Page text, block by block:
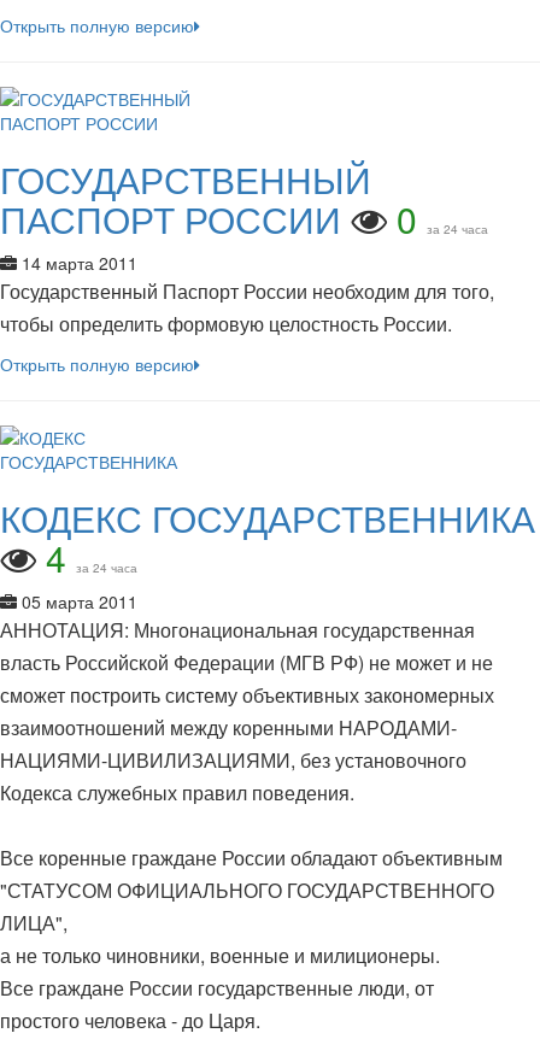
Открыть полную версию
ГОСУДАРСТВЕННЫЙ
ПАСПОРТ РОССИИ 0 за 24 часа
14 марта 2011
Государственный Паспорт России необходим для того,
чтобы определить формовую целостность России.
Открыть полную версию
КОДЕКС ГОСУДАРСТВЕННИКА
4 за 24 часа
05 марта 2011
АННОТАЦИЯ: Многонациональная государственная
власть Российской Федерации (МГВ РФ) не может и не
сможет построить систему объективных закономерных
взаимоотношений между коренными НАРОДАМИ-
НАЦИЯМИ-ЦИВИЛИЗАЦИЯМИ, без установочного
Кодекса служебных правил поведения.
Все коренные граждане России обладают объективным
"СТАТУСОМ ОФИЦИАЛЬНОГО ГОСУДАРСТВЕННОГО
ЛИЦА",
а не только чиновники, военные и милиционеры.
Все граждане России государственные люди, от
простого человека - до Царя.